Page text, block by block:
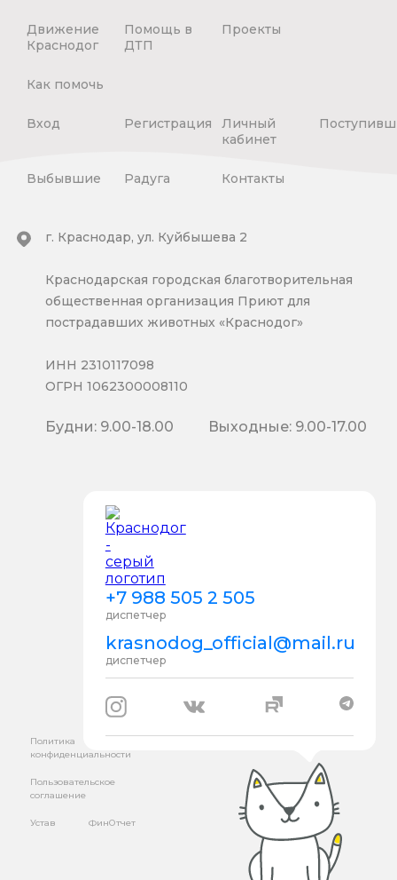
Движение
Краснодог
Помощь в
ДТП
Проекты
Как помочь
Вход Регистрация
Личный
кабинет
Выбывшие Радуга Контакты
+7 988 505 2 505
диспетчер
krasnodog_official@mail.ru
диспетчер
г. Краснодар, ул. Куйбышева 2
Краснодарская городская благотворительная
общественная организация Приют для
пострадавших животных «Краснодог»
ИНН 2310117098
ОГРН 1062300008110
Будни: 9.00-18.00 Выходные: 9.00-17.00
Политика
конфиденциальности
Пользовательское
соглашение
Устав ФинОтчет